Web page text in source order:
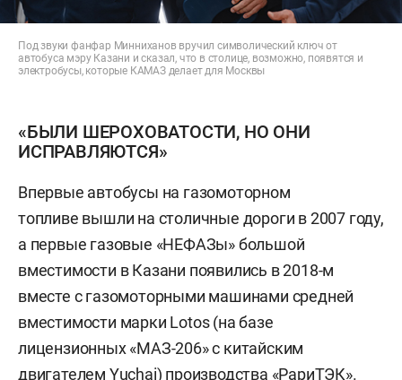
Под звуки фанфар Минниханов вручил символический ключ от
автобуса мэру Казани и сказал, что в столице, возможно, появятся и
электробусы, которые КАМАЗ делает для Москвы
«БЫЛИ ШЕРОХОВАТОСТИ, НО ОНИ
ИСПРАВЛЯЮТСЯ»
Впервые автобусы на газомоторном
топливе вышли на столичные дороги в 2007 году,
а первые газовые «НЕФАЗы» большой
вместимости в Казани появились в 2018-м
вместе с газомоторными машинами средней
вместимости марки Lotos (на базе
лицензионных «МАЗ-206» с китайским
двигателем Yuchai) производства «РариТЭК».